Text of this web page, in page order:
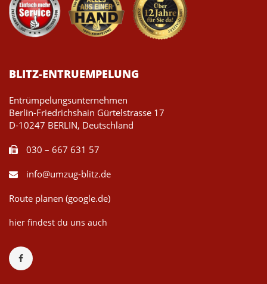
BLITZ-ENTRUEMPELUNG
Entrümpelungsunternehmen
Berlin-Friedrichshain Gürtelstrasse 17
D-10247 BERLIN, Deutschland
030 – 667 631 57
info@umzug-blitz.de
Route planen (google.de)
hier findest du uns auch